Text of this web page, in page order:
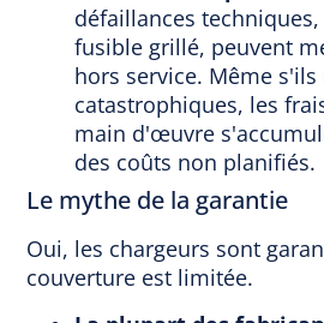
défaillances
fusible grillé, peuvent
hors service. Même s'ils
catastrophiques, les
main d'œuvre
des coûts non planifiés.
Le mythe de la garantie
Oui, les chargeurs sont
couverture est limitée.